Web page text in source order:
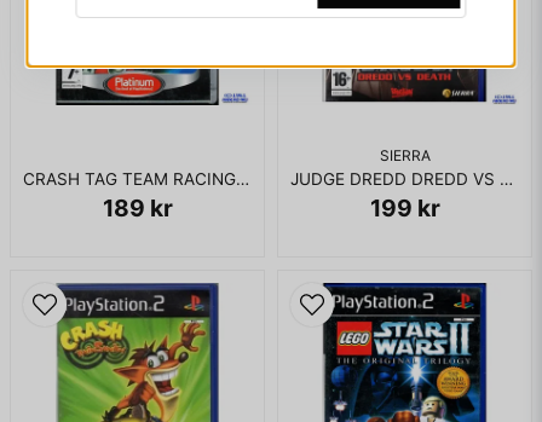
CRASH TAG TEAM RACING PS2
189 kr
SIERRA
JUDGE DREDD DREDD VS DEATH PS2
199 kr